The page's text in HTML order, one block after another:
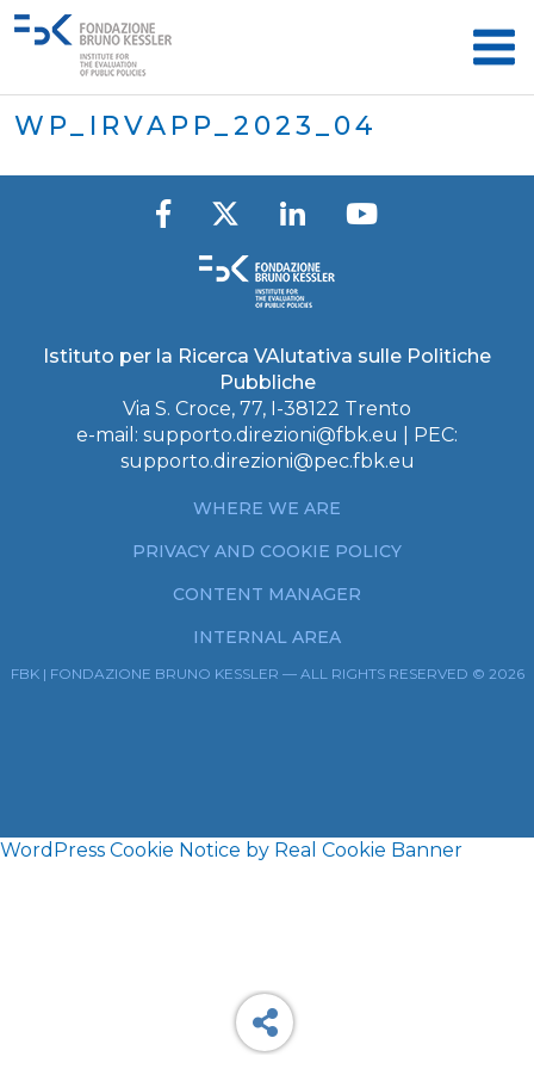
WP_IRVAPP_2023_04
Istituto per la Ricerca VAlutativa sulle Politiche
Pubbliche
Via S. Croce, 77, I-38122 Trento
e-mail: supporto.direzioni@fbk.eu
| PEC:
supporto.direzioni@pec.fbk.eu
WHERE WE ARE
PRIVACY AND COOKIE POLICY
CONTENT MANAGER
INTERNAL AREA
FBK | FONDAZIONE BRUNO KESSLER — ALL RIGHTS RESERVED © 2026
WordPress Cookie Notice by Real Cookie Banner